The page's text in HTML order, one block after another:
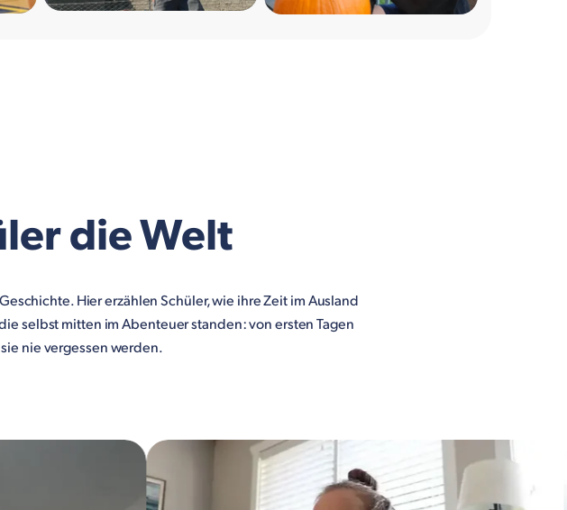
die Welt
Hier erzählen Schüler, wie ihre Zeit im Ausland
selbst mitten im Abenteuer standen: von ersten Tagen
nie vergessen werden.